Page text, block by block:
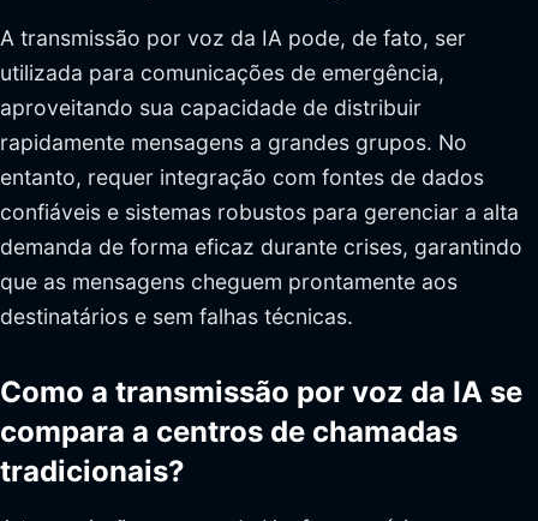
A transmissão por voz da IA pode, de fato, ser
utilizada para comunicações de emergência,
aproveitando sua capacidade de distribuir
rapidamente mensagens a grandes grupos. No
entanto, requer integração com fontes de dados
confiáveis e sistemas robustos para gerenciar a alta
demanda de forma eficaz durante crises, garantindo
que as mensagens cheguem prontamente aos
destinatários e sem falhas técnicas.
Como a transmissão por voz da IA se
compara a centros de chamadas
tradicionais?